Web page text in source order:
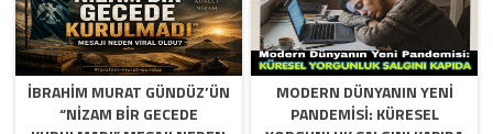
İBRAHIM MURAT GÜNDÜZ’ÜN
“NIZAM BIR GECEDE
MODERN DÜNYANIN YENI
PANDEMISI: KÜRESEL